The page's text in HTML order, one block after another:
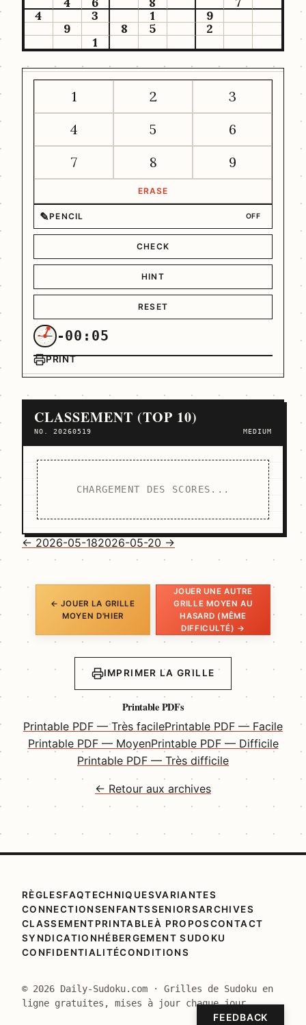
4
3 1
9
9
8 5
2
1
1 2
3
4
5
6
7
8 9
ERASE
✎PENCIL OFF
CHECK
HINT
RESET
-00:05
PRINT
CLASSEMENT (TOP 10)
NO. 20260519 MEDIUM
CHARGEMENT DES SCORES...
← 2026-05-182026-05-20 →
← JOUER LA GRILLE
MOYEN D'HIER
JOUER UNE AUTRE
GRILLE MOYEN AU
HASARD (MÊME
DIFFICULTÉ) →
IMPRIMER LA GRILLE
Printable PDFs
Printable PDF — Très facilePrintable PDF — Facile
Printable PDF — MoyenPrintable PDF — Difficile
Printable PDF — Très difficile
← Retour aux archives
RÈGLESFAQTECHNIQUESVARIANTES
CONNECTIONSENFANTSSENIORSARCHIVES
CLASSEMENTPRINTABLEÀ PROPOSCONTACT
SYNDICATIONHÉBERGEMENT SUDOKU
CONFIDENTIALITÉCONDITIONS
© 2026 Daily-Sudoku.com · Grilles de Sudoku en
ligne gratuites, mises à jour chaque jour.
FEEDBACK